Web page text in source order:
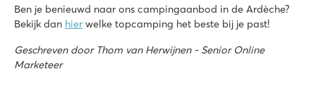
Ben je benieuwd naar ons campingaanbod in de Ardèche?
Bekijk dan hier welke topcamping het beste bij je past!
Geschreven door Thom van Herwijnen - Senior Online
Marketeer